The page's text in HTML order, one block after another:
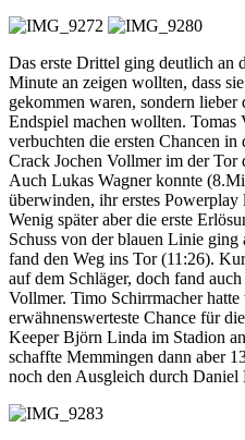
Das erste Drittel ging deutlich an
Minute an zeigen wollten, dass
gekommen waren, sondern
Endspiel machen wollten. Tomas
verbuchten die ersten Chancen
Crack Jochen Vollmer im der Tor
Auch Lukas Wagner konnte
überwinden, ihr erstes
Wenig später aber die erste
Schuss von der blauen Linie
fand den Weg ins Tor (11:26).
auf dem Schläger, doch fand
Vollmer. Timo Schirrmacher
erwähnenswerteste Chance für
Keeper Björn Linda im Stadion
schaffte Memmingen dann aber
noch den Ausgleich durch Daniel